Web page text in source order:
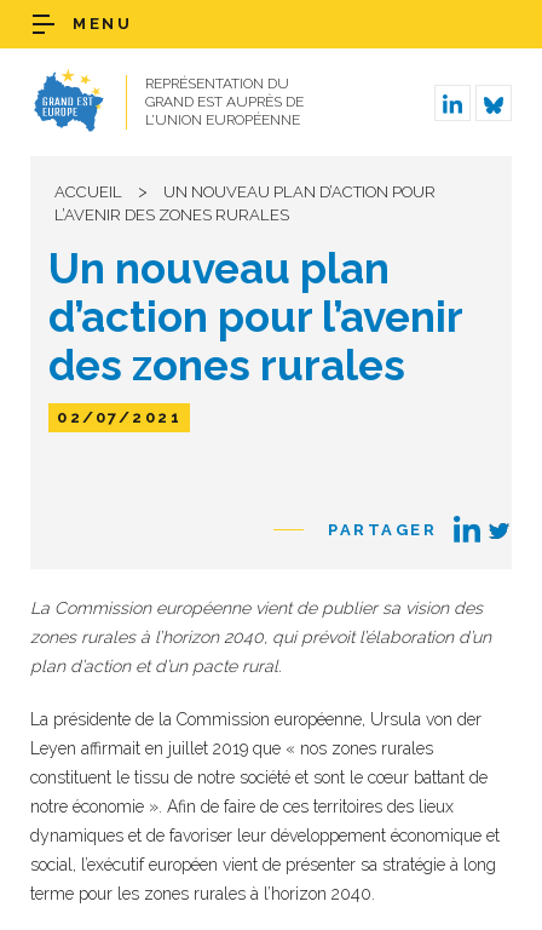
REPRÉSENTATION DU
GRAND EST AUPRÈS DE
L’UNION EUROPÉENNE
MENU
ACCUEIL >
UN NOUVEAU PLAN D’ACTION POUR
L’AVENIR DES ZONES RURALES
Un nouveau plan
d’action pour l’avenir
des zones rurales
02/07/2021
PARTAGER
La Commission européenne vient de publier sa vision des
zones rurales à l’horizon 2040, qui prévoit l’élaboration d’un
plan d’action et d’un pacte rural.
La présidente de la Commission européenne, Ursula von der
Leyen affirmait en juillet 2019 que « nos zones rurales
constituent le tissu de notre société et sont le cœur battant de
notre économie ». Afin de faire de ces territoires des lieux
dynamiques et de favoriser leur développement économique et
social, l’exécutif européen vient de présenter sa stratégie à long
terme pour les zones rurales à l’horizon 2040.